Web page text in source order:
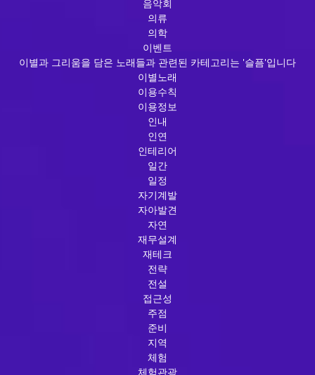
음악회
의류
의학
이벤트
이별과 그리움을 담은 노래들과 관련된 카테고리는 '슬픔'입니다
이별노래
이용수칙
이용정보
인내
인연
인테리어
일간
일정
자기계발
자아발견
자연
재무설계
재테크
전략
전설
접근성
주점
준비
지역
체험
체험관광